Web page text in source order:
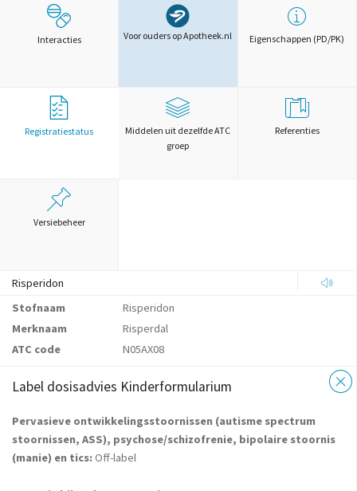
Interacties Voor ouders op Apotheek.nl Eigenschappen (PD/PK)
Registratiestatus
Middelen uit dezelfde ATC
groep
Referenties
Versiebeheer
Risperidon
Stofnaam
Risperidon
Merknaam
Risperdal
ATC code
N05AX08
Label dosisadvies Kinderformularium
Pervasieve ontwikkelingsstoornissen (autisme spectrum
stoornissen, ASS), psychose/schizofrenie, bipolaire stoornis
(manie) en tics: Off-label